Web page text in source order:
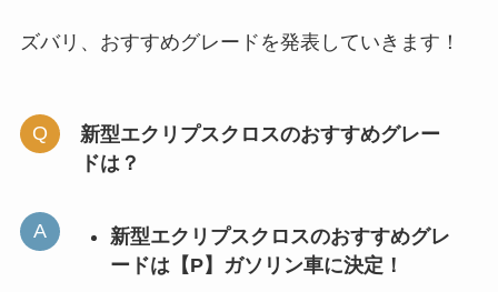
ズバリ、おすすめグレードを発表していきます！
新型エクリプスクロスのおすすめグレー
ドは？
新型エクリプスクロスのおすすめグレ
ードは【P】ガソリン車に決定！